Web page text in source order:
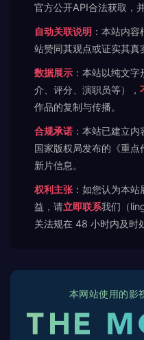
官方公开API合法获取，
自动关联说明 ：本站内
站赞同其观点或证实其真
数据展示 ：本站以纯文
介、评分、演职员等），
作品的复制与传播。
合规承诺 ：本站已建立
国家版权局发布的《重
新片信息。
权利主张 ：如您认为本
益，请立即联系我们（
关法规在 48 小时内及时
本网站使用的影